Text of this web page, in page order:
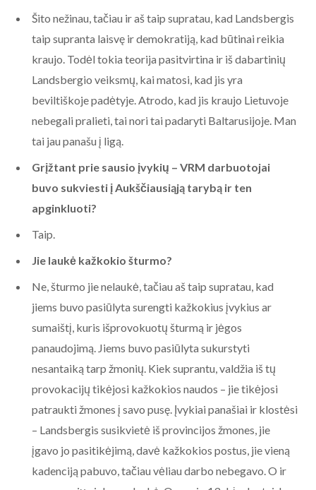
Šito nežinau, tačiau ir aš taip supratau, kad Landsbergis
taip supranta laisvę ir demokratiją, kad būtinai reikia
kraujo. Todėl tokia teorija pasitvirtina ir iš dabartinių
Landsbergio veiksmų, kai matosi, kad jis yra
beviltiškoje padėtyje. Atrodo, kad jis kraujo Lietuvoje
nebegali pralieti, tai nori tai padaryti Baltarusijoje. Man
tai jau panašu į ligą.
Grįžtant prie sausio įvykių – VRM darbuotojai
buvo sukviesti į Aukščiausiąją tarybą ir ten
apginkluoti?
Taip.
Jie laukė kažkokio šturmo?
Ne, šturmo jie nelaukė, tačiau aš taip supratau, kad
jiems buvo pasiūlyta surengti kažkokius įvykius ar
sumaištį, kuris išprovokuotų šturmą ir jėgos
panaudojimą. Jiems buvo pasiūlyta sukurstyti
nesantaiką tarp žmonių. Kiek suprantu, valdžia iš tų
provokacijų tikėjosi kažkokios naudos – jie tikėjosi
patraukti žmones į savo pusę. Įvykiai panašiai ir klostėsi
– Landsbergis susikvietė iš provincijos žmones, jie
įgavo jo pasitikėjimą, davė kažkokios postus, jie vieną
kadenciją pabuvo, tačiau vėliau darbo nebegavo. O ir